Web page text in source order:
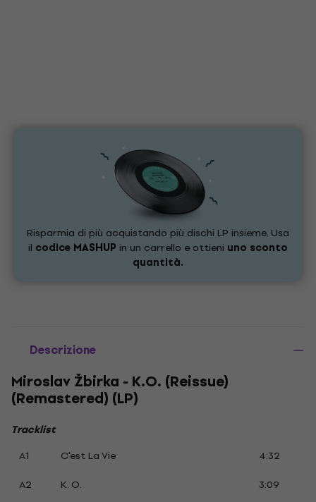
Risparmia di più acquistando più dischi LP insieme. Usa
il codice MASHUP in un carrello e ottieni uno sconto
quantità.
Descrizione
Miroslav Žbirka - K.O. (Reissue)
(Remastered) (LP)
Tracklist
A1
C'est La Vie
4:32
A2
K. O.
3:09